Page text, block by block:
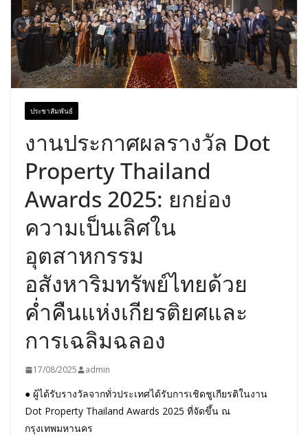
ประชาสัมพันธ์
งานประกาศผลรางวัล Dot
Property Thailand
Awards 2025: ยกย่อง
ความเป็นเลิศใน
อุตสาหกรรม
อสังหาริมทรัพย์ไทยด้วย
ค่ำคืนแห่งเกียรติยศและ
การเฉลิมฉลอง
17/08/2025 admin
● ผู้ได้รับรางวัลจากทั่วประเทศได้รับการเชิดชูเกียรติในงาน
Dot Property Thailand Awards 2025 ที่จัดขึ้น ณ
กรุงเทพมหานคร